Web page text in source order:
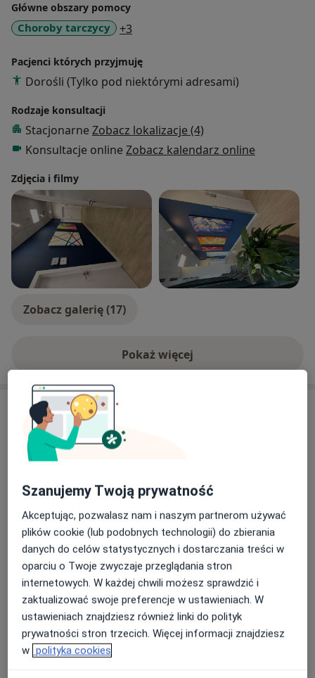
Główne obszary pomocy
Choroby tarczycy +3
Pacjenci których przyjmuję
Dorośli (Tylko pod niektórymi adresami)
Rodzaje konsultacji
Stacjonarne Zobacz lokalizacje (4)
Konsultacje online Zobacz kalendarz online
Zdjęcia i filmy
Zobacz galerię (17)
Pokaż więcejo doświadczeniu
Aktualności
lek. Elżbieta Deptuła-Krawczyk
Ząbkowska 14 / U1, 03-735 Warszawa
czas na kompleksową diagnostykę chorób
ewentualna biopsja i konsultacje najlepszej
specjalistki endokrynologii - wszystko w jednym
miejscu!
Dowiedz się więcej
03/07/2024
Szanujemy Twoją prywatność
Akceptując, pozwalasz nam i naszym partnerom używać
plików cookie (lub podobnych technologii) do zbierania
danych do celów statystycznych i dostarczania treści w
oparciu o Twoje zwyczaje przeglądania stron
internetowych. W każdej chwili możesz sprawdzić i
zaktualizować swoje preferencje w ustawieniach. W
ustawieniach znajdziesz również linki do polityk
prywatności stron trzecich. Więcej informacji znajdziesz
w polityka cookies